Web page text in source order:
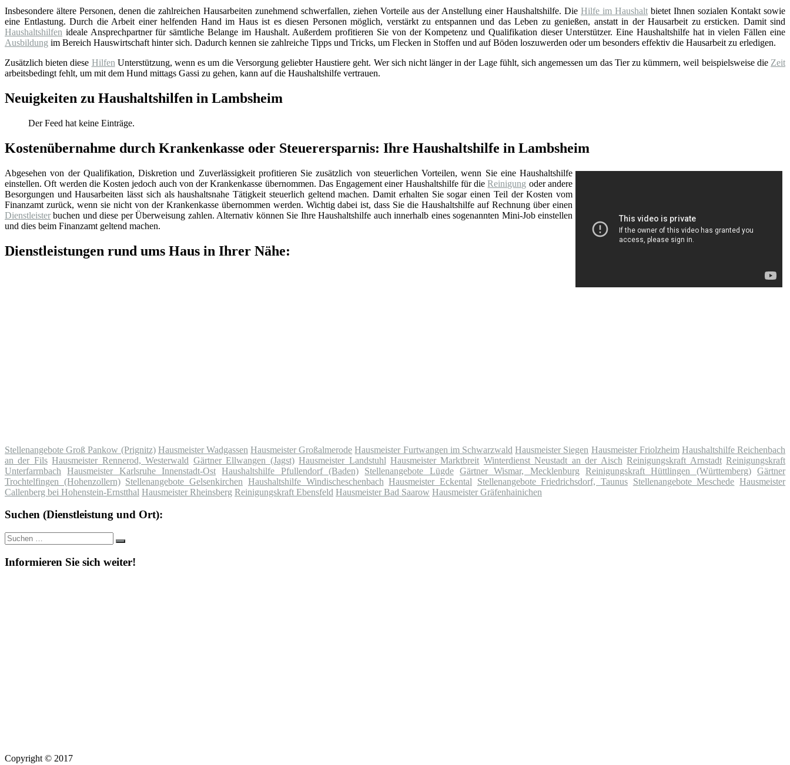
Insbesondere ältere Personen, denen die zahlreichen Hausarbeiten zunehmend schwerfallen, ziehen Vorteile aus der Anstellung einer Haushaltshilfe. Die Hilfe im Haushalt bietet Ihnen sozialen Kontakt sowie
eine Entlastung. Durch die Arbeit einer helfenden Hand im Haus ist es diesen Personen möglich, verstärkt zu entspannen und das Leben zu genießen, anstatt in der Hausarbeit zu ersticken. Damit sind
Haushaltshilfen ideale Ansprechpartner für sämtliche Belange im Haushalt. Außerdem profitieren Sie von der Kompetenz und Qualifikation dieser Unterstützer. Eine Haushaltshilfe hat in vielen Fällen eine
Ausbildung im Bereich Hauswirtschaft hinter sich. Dadurch kennen sie zahlreiche Tipps und Tricks, um Flecken in Stoffen und auf Böden loszuwerden oder um besonders effektiv die Hausarbeit zu erledigen.
Zusätzlich bieten diese Hilfen Unterstützung, wenn es um die Versorgung geliebter Haustiere geht. Wer sich nicht länger in der Lage fühlt, sich angemessen um das Tier zu kümmern, weil beispielsweise die Zeit
arbeitsbedingt fehlt, um mit dem Hund mittags Gassi zu gehen, kann auf die Haushaltshilfe vertrauen.
Neuigkeiten zu Haushaltshilfen in Lambsheim
Der Feed hat keine Einträge.
Kostenübernahme durch Krankenkasse oder Steuerersparnis: Ihre Haushaltshilfe in Lambsheim
Abgesehen von der Qualifikation, Diskretion und Zuverlässigkeit profitieren Sie zusätzlich von steuerlichen Vorteilen, wenn Sie eine Haushaltshilfe
einstellen. Oft werden die Kosten jedoch auch von der Krankenkasse übernommen. Das Engagement einer Haushaltshilfe für dieReinigung oder andere
Besorgungen und Hausarbeiten lässt sich als haushaltsnahe Tätigkeit steuerlich geltend machen. Damit erhalten Sie sogar einen Teil der Kosten vom
Finanzamt zurück, wenn sie nicht von der Krankenkasse übernommen werden. Wichtig dabei ist, dass Sie die Haushaltshilfe auf Rechnung über einen
Dienstleister buchen und diese per Überweisung zahlen. Alternativ können Sie Ihre Haushaltshilfe auch innerhalb eines sogenannten Mini-Job einstellen
und dies beim Finanzamt geltend machen.
Dienstleistungen rund ums Haus in Ihrer Nähe:
Stellenangebote Groß Pankow (Prignitz) Hausmeister Wadgassen Hausmeister Großalmerode Hausmeister Furtwangen im Schwarzwald Hausmeister Siegen Hausmeister Friolzheim Haushaltshilfe Reichenbach
an der Fils Hausmeister Rennerod, Westerwald Gärtner Ellwangen (Jagst) Hausmeister Landstuhl Hausmeister Marktbreit Winterdienst Neustadt an der Aisch Reinigungskraft Arnstadt Reinigungskraft
Unterfarrnbach
Hausmeister Karlsruhe Innenstadt-Ost Haushaltshilfe Pfullendorf (Baden) Stellenangebote Lügde Gärtner Wismar, Mecklenburg Reinigungskraft Hüttlingen (Württemberg)
Gärtner
Trochtelfingen (Hohenzollern) Stellenangebote Gelsenkirchen Haushaltshilfe Windischeschenbach Hausmeister Eckental Stellenangebote Friedrichsdorf, Taunus Stellenangebote Meschede Hausmeister
Callenberg bei Hohenstein-Ernstthal Hausmeister Rheinsberg Reinigungskraft Ebensfeld Hausmeister Bad Saarow Hausmeister Gräfenhainichen
Suchen (Dienstleistung und Ort):
Suche
nach:
Suchen
Informieren Sie sich weiter!
Copyright © 2017